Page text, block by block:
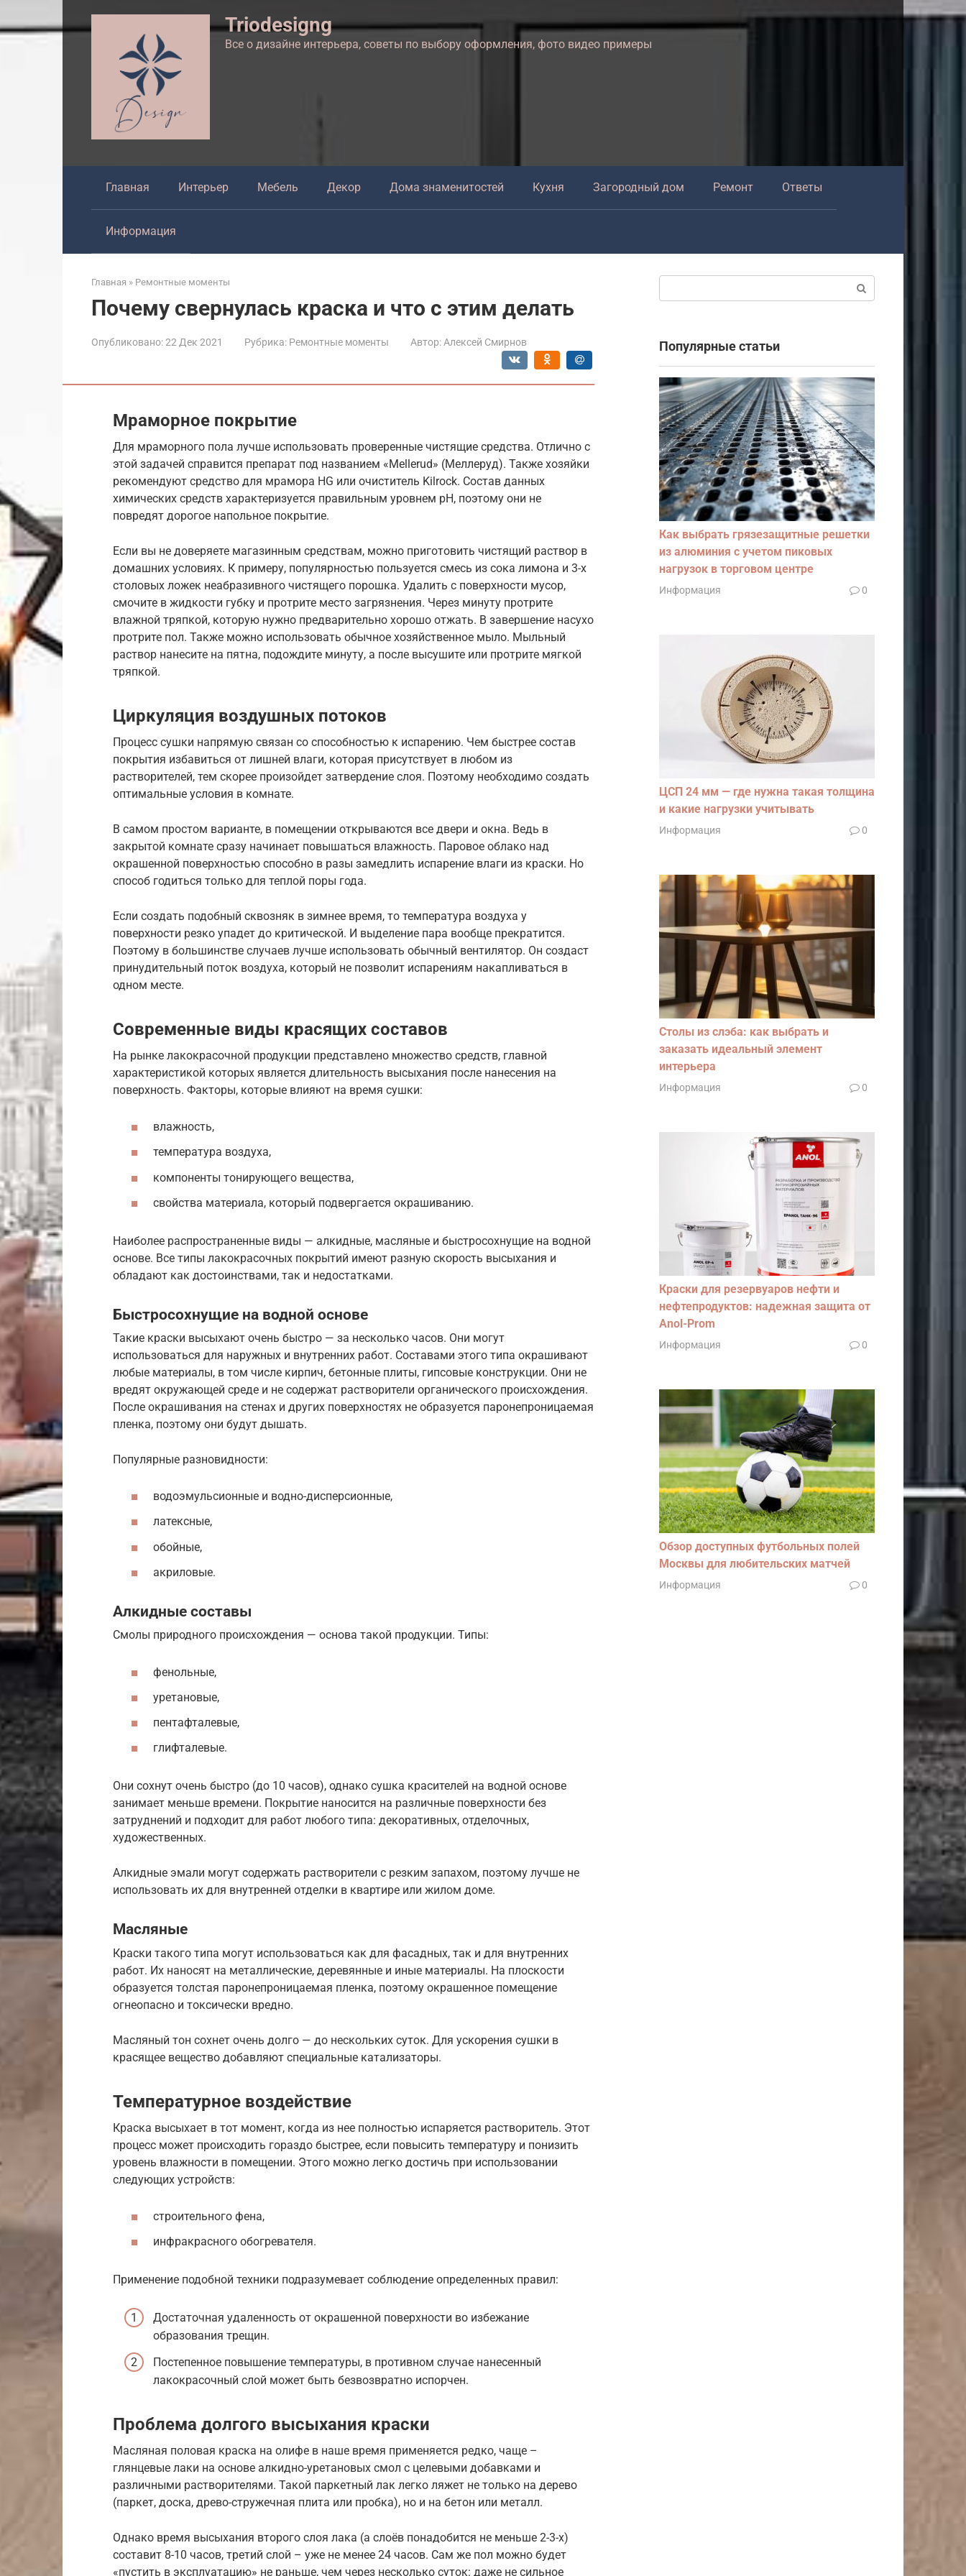
к
Triodesigng
Все о дизайне интерьера, советы по выбору оформления, фото видео примеры
Главная Интерьер Мебель Декор Дома знаменитостей Кухня Загородный дом Ремонт Ответы
Информация
Главная » Ремонтные моменты
Почему свернулась краска и что с этим делать
Опубликовано:22 Дек 2021 Рубрика: Ремонтные моменты Автор: Алексей Смирнов
Мраморное покрытие
Для мраморного пола лучше использовать проверенные чистящие средства. Отлично с
этой задачей справится препарат под названием «Mellerud» (Меллеруд). Также хозяйки
рекомендуют средство для мрамора HG или очиститель Kilrock. Состав данных
химических средств характеризуется правильным уровнем pH, поэтому они не
повредят дорогое напольное покрытие.
Если вы не доверяете магазинным средствам, можно приготовить чистящий раствор в
домашних условиях. К примеру, популярностью пользуется смесь из сока лимона и 3-х
столовых ложек неабразивного чистящего порошка. Удалить с поверхности мусор,
смочите в жидкости губку и протрите место загрязнения. Через минуту протрите
влажной тряпкой, которую нужно предварительно хорошо отжать. В завершение насухо
протрите пол. Также можно использовать обычное хозяйственное мыло. Мыльный
раствор нанесите на пятна, подождите минуту, а после высушите или протрите мягкой
тряпкой.
Циркуляция воздушных потоков
Процесс сушки напрямую связан со способностью к испарению. Чем быстрее состав
покрытия избавиться от лишней влаги, которая присутствует в любом из
растворителей, тем скорее произойдет затвердение слоя. Поэтому необходимо создать
оптимальные условия в комнате.
В самом простом варианте, в помещении открываются все двери и окна. Ведь в
закрытой комнате сразу начинает повышаться влажность. Паровое облако над
окрашенной поверхностью способно в разы замедлить испарение влаги из краски. Но
способ годиться только для теплой поры года.
Если создать подобный сквозняк в зимнее время, то температура воздуха у
поверхности резко упадет до критической. И выделение пара вообще прекратится.
Поэтому в большинстве случаев лучше использовать обычный вентилятор. Он создаст
принудительный поток воздуха, который не позволит испарениям накапливаться в
одном месте.
Современные виды красящих составов
На рынке лакокрасочной продукции представлено множество средств, главной
характеристикой которых является длительность высыхания после нанесения на
поверхность. Факторы, которые влияют на время сушки:
влажность,
температура воздуха,
компоненты тонирующего вещества,
свойства материала, который подвергается окрашиванию.
Наиболее распространенные виды — алкидные, масляные и быстросохнущие на водной
основе. Все типы лакокрасочных покрытий имеют разную скорость высыхания и
обладают как достоинствами, так и недостатками.
Быстросохнущие на водной основе
Такие краски высыхают очень быстро — за несколько часов. Они могут
использоваться для наружных и внутренних работ. Составами этого типа окрашивают
любые материалы, в том числе кирпич, бетонные плиты, гипсовые конструкции. Они не
вредят окружающей среде и не содержат растворители органического происхождения.
После окрашивания на стенах и других поверхностях не образуется паронепроницаемая
пленка, поэтому они будут дышать.
Популярные разновидности:
водоэмульсионные и водно-дисперсионные,
латексные,
обойные,
акриловые.
Алкидные составы
Смолы природного происхождения — основа такой продукции. Типы:
фенольные,
уретановые,
пентафталевые,
глифталевые.
Они сохнут очень быстро (до 10 часов), однако сушка красителей на водной основе
занимает меньше времени. Покрытие наносится на различные поверхности без
затруднений и подходит для работ любого типа: декоративных, отделочных,
художественных.
Алкидные эмали могут содержать растворители с резким запахом, поэтому лучше не
использовать их для внутренней отделки в квартире или жилом доме.
Масляные
Краски такого типа могут использоваться как для фасадных, так и для внутренних
работ. Их наносят на металлические, деревянные и иные материалы. На плоскости
образуется толстая паронепроницаемая пленка, поэтому окрашенное помещение
огнеопасно и токсически вредно.
Масляный тон сохнет очень долго — до нескольких суток. Для ускорения сушки в
красящее вещество добавляют специальные катализаторы.
Температурное воздействие
Краска высыхает в тот момент, когда из нее полностью испаряется растворитель. Этот
процесс может происходить гораздо быстрее, если повысить температуру и понизить
уровень влажности в помещении. Этого можно легко достичь при использовании
следующих устройств:
строительного фена,
инфракрасного обогревателя.
Применение подобной техники подразумевает соблюдение определенных правил:
Достаточная удаленность от окрашенной поверхности во избежание
образования трещин.
Постепенное повышение температуры, в противном случае нанесенный
лакокрасочный слой может быть безвозвратно испорчен.
Проблема долгого высыхания краски
Масляная половая краска на олифе в наше время применяется редко, чаще –
глянцевые лаки на основе алкидно-уретановых смол с целевыми добавками и
различными растворителями. Такой паркетный лак легко ляжет не только на дерево
(паркет, доска, древо-стружечная плита или пробка), но и на бетон или металл.
Однако время высыхания второго слоя лака (а слоёв понадобится не меньше 2-3-х)
составит 8-10 часов, третий слой – уже не менее 24 часов. Сам же пол можно будет
«пустить в эксплуатацию» не раньше, чем через несколько суток: даже не сильное
Популярные статьи
Как выбрать грязезащитные решетки
из алюминия с учетом пиковых
нагрузок в торговом центре
Информация 0
ЦСП 24 мм — где нужна такая толщина
и какие нагрузки учитывать
Информация 0
Столы из слэба: как выбрать и
заказать идеальный элемент
интерьера
Информация 0
Краски для резервуаров нефти и
нефтепродуктов: надежная защита от
Anol-Prom
Информация 0
Обзор доступных футбольных полей
Москвы для любительских матчей
Информация 0